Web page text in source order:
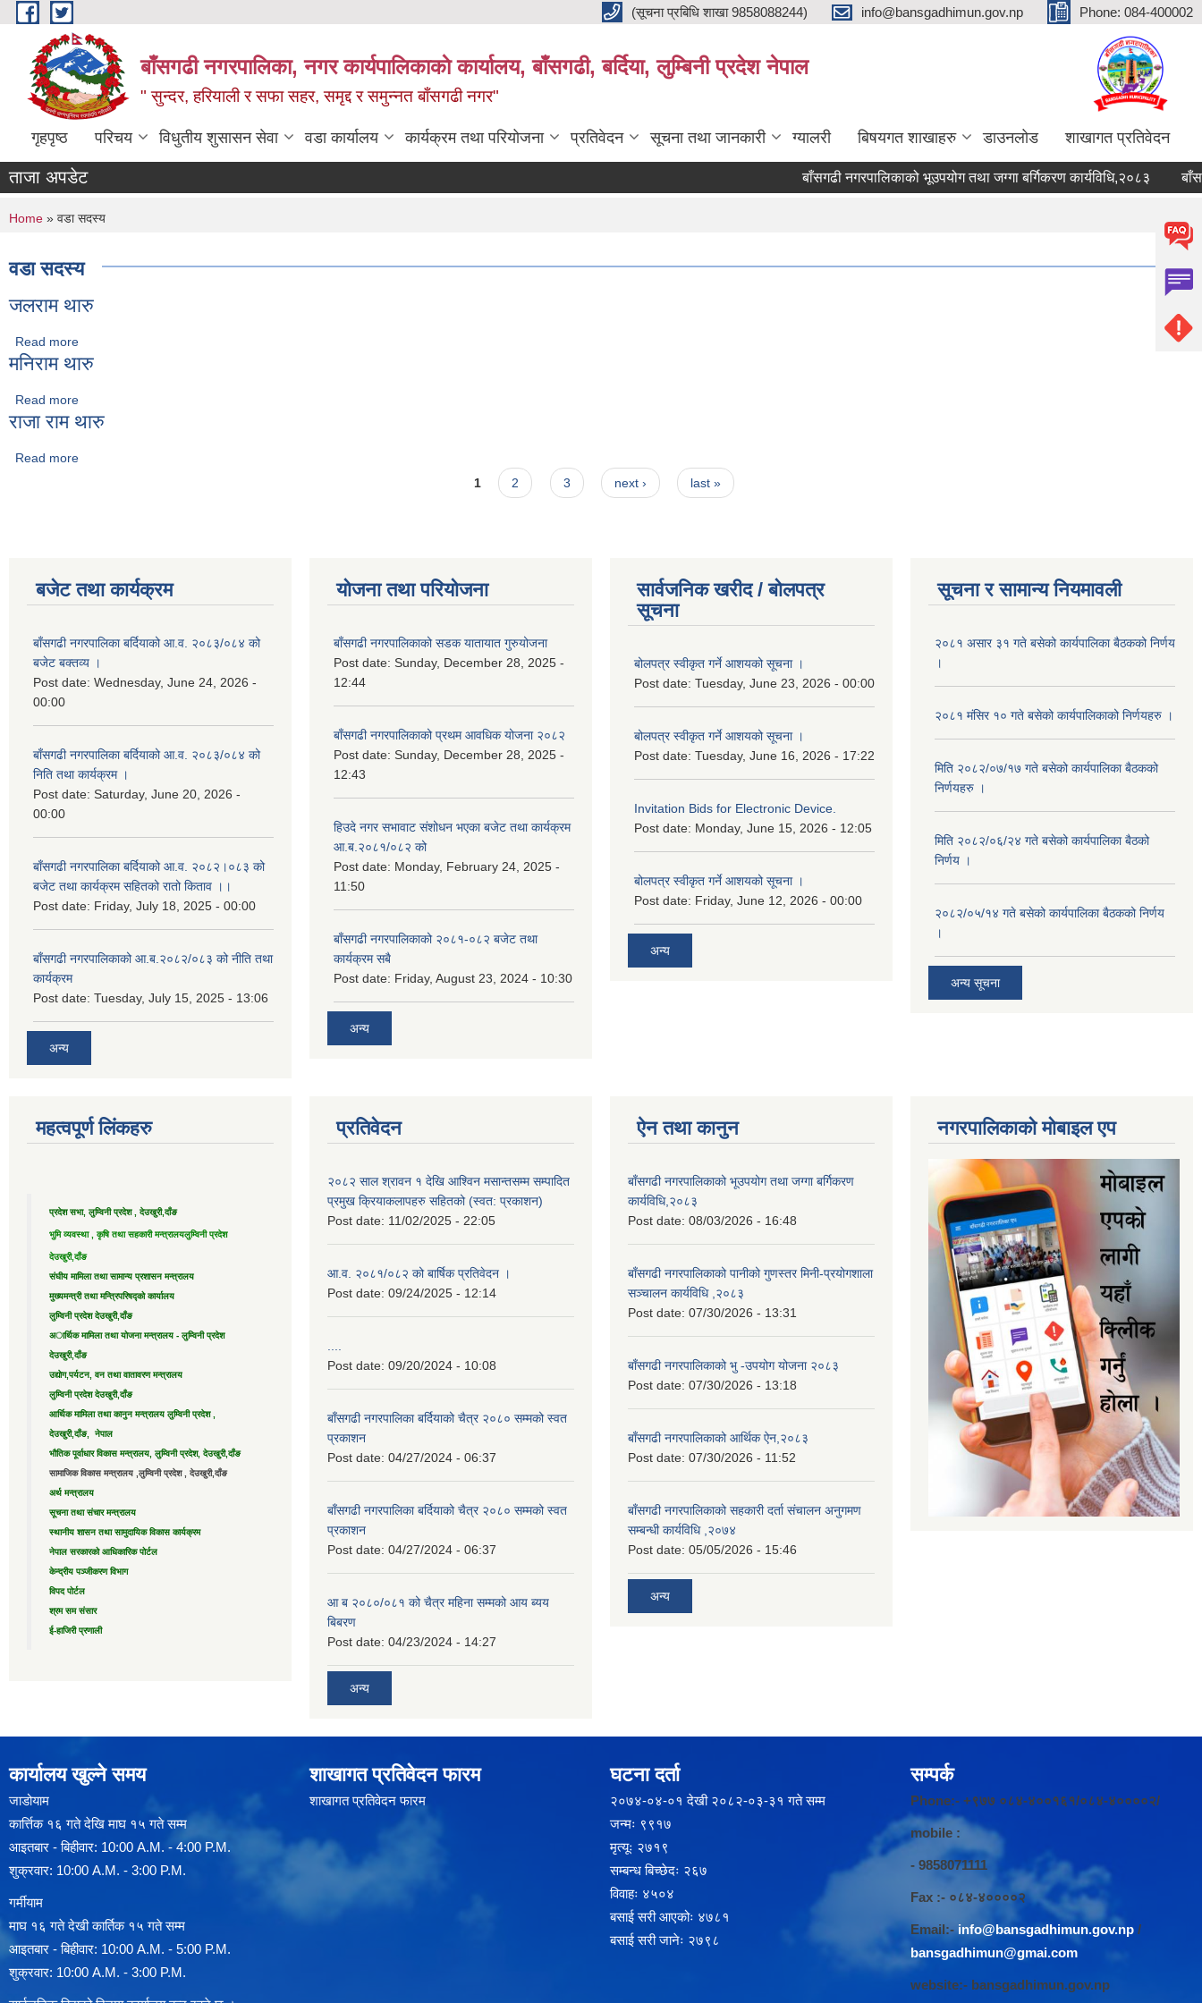
Skip to main content (सूचना प्रबिधि शाखा 9858088244) info@bansgadhimun.gov.np Phone: 084-400002
बाँसगढी नगरपालिका, नगर कार्यपालिकाकाे कार्यालय, बाँसगढी, बर्दिया, लुम्बिनी प्रदेश नेपाल
" सुन्दर, हरियाली र सफा सहर, समृद्द र समुन्नत बाँसगढी नगर"
गृहपृष्ठ परिचय विधुतीय शुसासन सेवा वडा कार्यालय कार्यक्रम तथा परियोजना प्रतिवेदन सूचना तथा जानकारी ग्यालरी बिषयगत शाखाहरु डाउनलोड शाखागत प्रतिवेदन
ताजा अपडेट बाँसगढी नगरपालिकाको भूउपयोग तथा जग्गा बर्गिकरण कार्यविधि,२०८३
You are here
Home » वडा सदस्य
वडा सदस्य
जलराम थारु
Read more
मनिराम थारु
Read more
राजा राम थारु
Read more
1 2 3 next › last »
बजेट तथा कार्यक्रम
बाँसगढी नगरपालिका बर्दियाको आ.व. २०८३/०८४ को
बजेट बक्तव्य ।
Post date: Wednesday, June 24, 2026 -
00:00
बाँसगढी नगरपालिका बर्दियाको आ.व. २०८३/०८४ को
निति तथा कार्यक्रम ।
Post date: Saturday, June 20, 2026 -
00:00
बाँसगढी नगरपालिका बर्दियाको आ.व. २०८२।०८३ को
बजेट तथा कार्यक्रम सहितको रातो किताव ।।
Post date: Friday, July 18, 2025 - 00:00
बाँसगढी नगरपालिकाको आ.ब.२०८२/०८३ को नीति तथा
कार्यक्रम
Post date: Tuesday, July 15, 2025 - 13:06
अन्य
योजना तथा परियोजना
बाँसगढी नगरपालिकाको सडक यातायात गुरुयोजना
Post date: Sunday, December 28, 2025 -
12:44
बाँसगढी नगरपालिकाको प्रथम आवधिक योजना २०८२
Post date: Sunday, December 28, 2025 -
12:43
हिउदे नगर सभावाट संशोधन भएका बजेट तथा कार्यक्रम
आ.ब.२०८१/०८२ को
Post date: Monday, February 24, 2025 -
11:50
बाँसगढी नगरपालिकाको २०८१-०८२ बजेट तथा
कार्यक्रम सबै
Post date: Friday, August 23, 2024 - 10:30
अन्य
सार्वजनिक खरीद / बोलपत्र
सूचना
बोलपत्र स्वीकृत गर्ने आशयको सूचना ।
Post date: Tuesday, June 23, 2026 - 00:00
बोलपत्र स्वीकृत गर्ने आशयको सूचना ।
Post date: Tuesday, June 16, 2026 - 17:22
Invitation Bids for Electronic Device.
Post date: Monday, June 15, 2026 - 12:05
बोलपत्र स्वीकृत गर्ने आशयको सूचना ।
Post date: Friday, June 12, 2026 - 00:00
अन्य
सूचना र सामान्य नियमावली
२०८१ असार ३१ गते बसेको कार्यपालिका बैठकको निर्णय
।
२०८१ मंसिर १० गते बसेको कार्यपालिकाको निर्णयहरु ।
मिति २०८२/०७/१७ गते बसेको कार्यपालिका बैठकको
निर्णयहरु ।
मिति २०८२/०६/२४ गते बसेको कार्यपालिका बैठको
निर्णय ।
२०८२/०५/१४ गते बसेको कार्यपालिका बैठकको निर्णय
।
अन्य सूचना
महत्वपूर्ण लिंकहरु
प्रदेश सभा, लुम्विनी प्रदेश , देउखुरी,दाँङ
भुमि व्यवस्था , कृषि तथा सहकारी मन्त्रालयलुम्विनी प्रदेश
देउखुरी,दाँङ
संघीय मामिला तथा सामान्य प्रशासन मन्त्रालय
मुख्यमन्त्री तथा मन्त्रिपरिषद्को कार्यालय
लुम्विनी प्रदेश देउखुरी,दाँङ
अार्थिक मामिला तथा योजना मन्त्रालय - लुम्विनी प्रदेश
देउखुरी,दाँङ
उद्याेग,पर्यटन, वन तथा वातावरण मन्त्रालय
लुम्विनी प्रदेश देउखुरी,दाँङ
आर्थिक मामिला तथा कानुन मन्त्रालय लुम्विनी प्रदेश ,
देउखुरी,दाँङ, नेपाल
भौतिक पूर्वाधार विकास मन्त्रालय, लुम्विनी प्रदेश, देउखुरी,दाँङ
सामाजिक विकास मन्त्रालय ,लुम्विनी प्रदेश , देउखुरी,दाँङ
अर्थ मन्त्रालय
सूचना तथा संचार मन्त्रालय
स्थानीय शासन तथा सामुदायिक विकास कार्यक्रम
नेपाल सरकारको आधिकारिक पोर्टल
केन्द्रीय पञ्जीकरण विभाग
विपद पोर्टल
श्रम सम संसार
ई-हाजिरी प्रणाली
प्रतिवेदन
२०८२ साल श्रावन १ देखि आश्विन मसान्तसम्म सम्पादित
प्रमुख क्रियाकलापहरु सहितको (स्वत: प्रकाशन)
Post date: 11/02/2025 - 22:05
आ.व. २०८१/०८२ को बार्षिक प्रतिवेदन ।
Post date: 09/24/2025 - 12:14
Post date: 09/20/2024 - 10:08
बाँसगढी नगरपालिका बर्दियाको चैत्र २०८० सम्मको स्वत
प्रकाशन
Post date: 04/27/2024 - 06:37
बाँसगढी नगरपालिका बर्दियाको चैत्र २०८० सम्मको स्वत
प्रकाशन
Post date: 04/27/2024 - 06:37
आ ब २०८०/०८१ को चैत्र महिना सम्मको आय ब्यय
बिबरण
Post date: 04/23/2024 - 14:27
अन्य
ऐन तथा कानुन
बाँसगढी नगरपालिकाको भूउपयोग तथा जग्गा बर्गिकरण
कार्यविधि,२०८३
Post date: 08/03/2026 - 16:48
बाँसगढी नगरपालिकाको पानीको गुणस्तर मिनी-प्रयोगशाला
सञ्चालन कार्यविधि ,२०८३
Post date: 07/30/2026 - 13:31
बाँसगढी नगरपालिकाको भु -उपयोग योजना २०८३
Post date: 07/30/2026 - 13:18
बाँसगढी नगरपालिकाको आर्थिक ऐन,२०८३
Post date: 07/30/2026 - 11:52
बाँसगढी नगरपालिकाको सहकारी दर्ता संचालन अनुगमण
सम्बन्धी कार्यविधि ,२०७४
Post date: 05/05/2026 - 15:46
अन्य
नगरपालिकाकाे माेबाइल एप
कार्यालय खुल्ने समय
जाडोयाम
कार्त्तिक १६ गते देखि माघ १५ गते सम्म
आइतबार - बिहीवार: 10:00 A.M. - 4:00 P.M.
शुक्रवार: 10:00 A.M. - 3:00 P.M.
गर्मीयाम
माघ १६ गते देखी कार्तिक १५ गते सम्म
आइतबार - बिहीवार: 10:00 A.M. - 5:00 P.M.
शुक्रवार: 10:00 A.M. - 3:00 P.M.
शाखागत प्रतिवेदन फारम
शाखागत प्रतिवेदन फारम
घटना दर्ता
२‍०७४-०४-०१ देखी २०८२-०३-३१ गते सम्म
जन्मः ९९१७
मृत्यूः २७१९
सम्बन्ध बिच्छेदः २६७
विवाहः ४५०४
बसाई सरी आएकोः ४७८१
बसाई सरी जानेः २७९८
सम्पर्क
Phone:- +९७७ ०८४-४००१६१/०८४-४००००२/
mobile :
- 9858071111
Fax :- ०८४-४००००२
Email:-info@bansgadhimun.gov.np /
bansgadhimun@gmai.com
website:- bansgadhimun.gov.np